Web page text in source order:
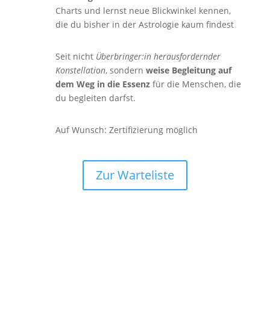
Charts und lernst neue Blickwinkel kennen,
die du bisher in der Astrologie kaum findest
Seit nicht Überbringer:in herausfordernder
Konstellation, sondern weise Begleitung auf
dem Weg in die Essenzfür die Menschen, die
du begleiten darfst.
Auf Wunsch: Zertifizierung möglich
Zur Warteliste